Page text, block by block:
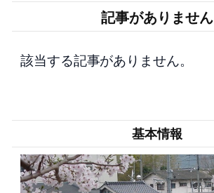
記事がありません
該当する記事がありません。
基本情報